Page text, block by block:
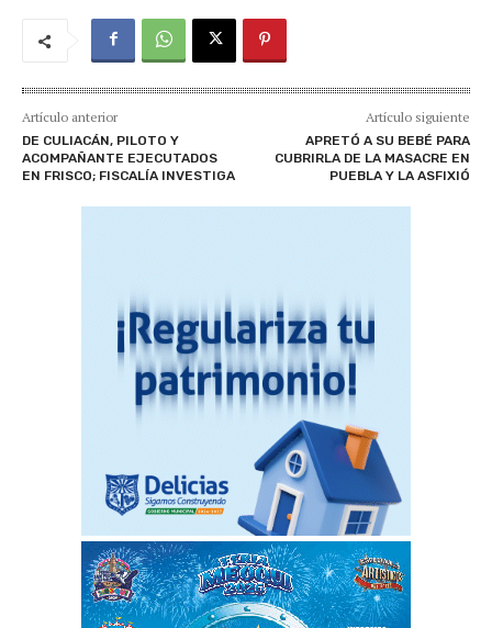
Artículo anterior
DE CULIACÁN, PILOTO Y
ACOMPAÑANTE EJECUTADOS
EN FRISCO; FISCALÍA INVESTIGA
Artículo siguiente
APRETÓ A SU BEBÉ PARA
CUBRIRLA DE LA MASACRE EN
PUEBLA Y LA ASFIXIÓ